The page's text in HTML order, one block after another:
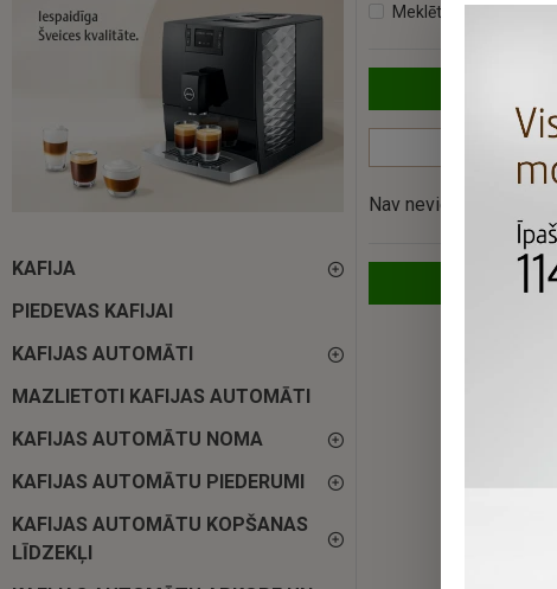
KAFIJA
PIEDEVAS KAFIJAI
KAFIJAS AUTOMĀTI
MAZLIETOTI KAFIJAS AUTOMĀTI
KAFIJAS AUTOMĀTU NOMA
KAFIJAS AUTOMĀTU PIEDERUMI
KAFIJAS AUTOMĀTU KOPŠANAS
LĪDZEKĻI
Meklēt preču
Nav nevienas preces,